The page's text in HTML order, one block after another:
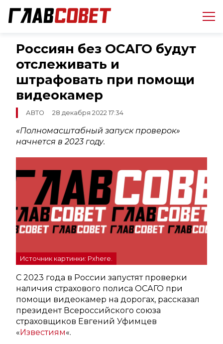
Россиян без ОСАГО будут
отслеживать и
штрафовать при помощи
видеокамер
АВТО 28 декабря 2022 17:34
«Полномасштабный запуск проверок»
начнется в 2023 году.
Источник картинки: Pxhere.
С 2023 года в России запустят проверки
наличия страхового полиса ОСАГО при
помощи видеокамер на дорогах, рассказал
президент Всероссийского союза
страховщиков Евгений Уфимцев
«Известиям«.